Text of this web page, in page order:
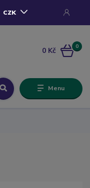
Menu
CZK
0
0 Kč